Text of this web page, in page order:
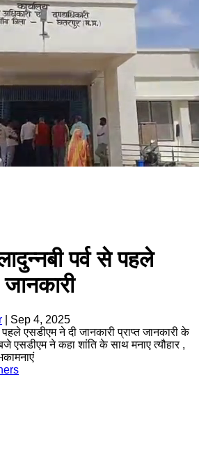
पर्व से पहले
Sep 4, 2025
पहले एसडीएम ने दी जानकारी प्राप्त जानकारी के
एसडीएम ने कहा शांति के साथ मनाए त्यौहार ,